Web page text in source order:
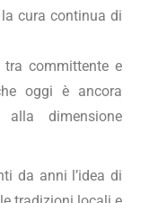
cura continua di
tra committente e
oggi è ancora
dimensione
da anni l’idea di